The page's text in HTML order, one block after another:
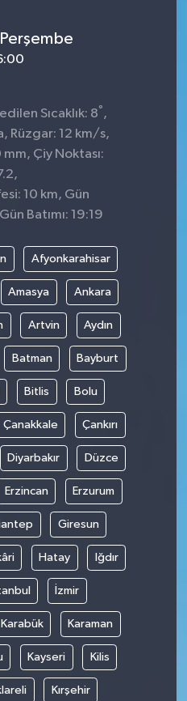
Sıcaklık: 8° ,
Rüzgar: 12 km/s,
mm, Çiy Noktası:
10 km, Gün
Batımı: 19:19
Afyonkarahisar
Amasya Ankara
Artvin Aydın
Batman Bayburt
Bitlis Bolu
Çanakkale Çankırı
Diyarbakır Düzce
Erzincan Erzurum
Giresun
Hatay Iğdır
İzmir
Karabük Karaman
Kayseri Kilis
Kırşehir